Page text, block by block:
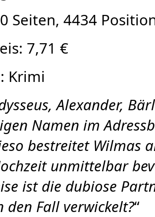
Seiten, 4434
7,71 €
Krimi
Alexander,
Namen im
bestreitet Wilmas
unmittelbar
ist die dubiose
den Fall verwickelt?“